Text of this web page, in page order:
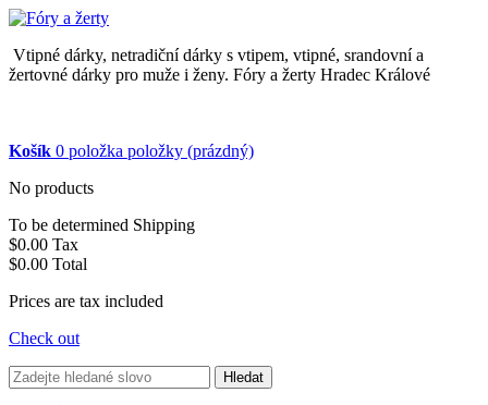
Vtipné dárky, netradiční dárky s vtipem, vtipné, srandovní a
žertovné dárky pro muže i ženy. Fóry a žerty Hradec Králové
Košík 0 položka položky (prázdný)
No products
To be determined Shipping
$0.00 Tax
$0.00 Total
Prices are tax included
Check out
Hledat